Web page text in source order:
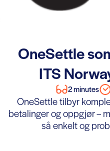
OneSettle
ITS
2 minutes
OneSettle tilbyr
betalinger og oppgjør –
så enkelt og